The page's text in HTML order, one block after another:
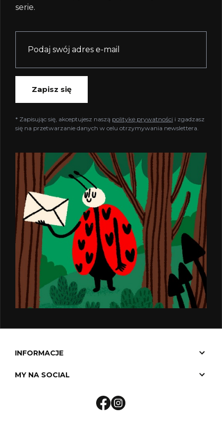
serie.
Zapisz się
* Zapisując się, akceptujesz naszą politykę prywatności i zgadzasz
się na przetwarzanie danych w celu otrzymywania newslettera.
INFORMACJE
MY NA SOCIAL